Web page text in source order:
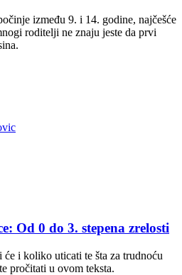
između 9. i 14. godine, najčešće
roditelji ne znaju jeste da prvi
Od 0 do 3. stepena zrelosti
i koliko uticati te šta za trudnoću
pročitati u ovom teksta.